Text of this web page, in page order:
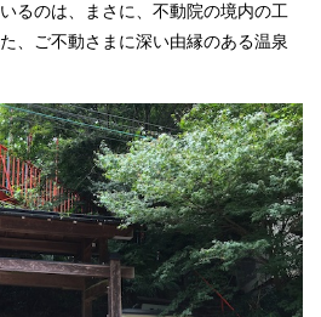
るのは、まさに、不動院の境内の工
、ご不動さまに深い由縁のある温泉